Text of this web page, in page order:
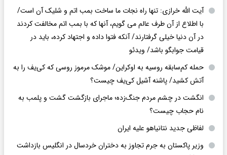
آیت الله خرازی: تنها راه نجات ما ساخت بمب اتم و شلیک آن است/
با اطلاع از آن طرف عالم می گویم، آنها که با بمب اتم مخالفت کردند
در آن دنیا خیلی گرفتارند/ آنکه فتوا داده و اجتهاد کرده، باید در
قیامت جوابگو باشد/ ویدئو
حمله کم‌سابقه روسیه به اوکراین/ موشک مرموز روسی که کی‌یف را به
آتش کشید/ پاشنه آشیل کی‌یف چیست؟
انگشت در چشم مردم جنگ‌زده؛ ماجرای بازگشت گشت و پلمب به
نام حجاب چیست؟
لفاظی جدید نتانیاهو علیه ایران
وزیر پاکستان به جرم تجاوز به دختران خردسال در انگلیس بازداشت